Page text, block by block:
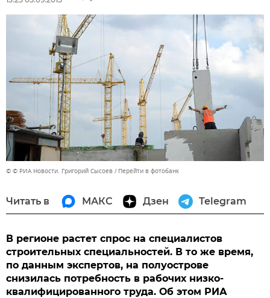
© © РИА Новости. Григорий Сысоев Перейти в фотобанк
Читать в МАКС Дзен Telegram
В регионе растет спрос на специалистов
строительных специальностей. В то же время,
по данным экспертов, на полуострове
снизилась потребность в рабочих низко-
квалифицированного труда. Об этом РИА